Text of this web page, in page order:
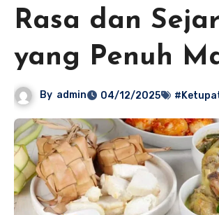
Rasa dan
yang Penuh
By admin 04/12/2025